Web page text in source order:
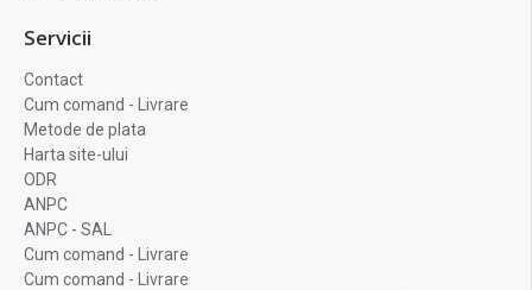
Servicii
Contact
Cum comand - Livrare
Metode de plata
Harta site-ului
ODR
ANPC
ANPC - SAL
Cum comand - Livrare
Cum comand - Livrare